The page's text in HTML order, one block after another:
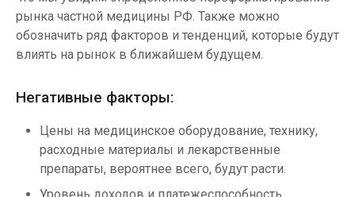
рынка частной медицины РФ. Также можно
обозначить ряд факторов и тенденций, которые будут
влиять на рынок в ближайшем будущем.
Негативные факторы:
Цены на медицинское оборудование, технику,
расходные материалы и лекарственные
препараты, вероятнее всего, будут расти.